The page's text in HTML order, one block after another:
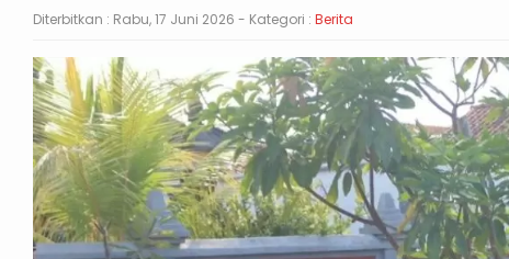
Diterbitkan : Rabu, 17 Juni 2026 - Kategori : Berita